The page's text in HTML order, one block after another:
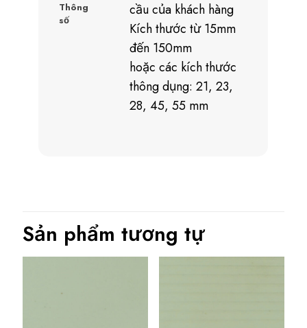
Thông
số
cầu của khách hàng
Kích thước từ 15mm
đến 150mm
hoặc các kích thước
thông dụng: 21, 23,
28, 45, 55 mm
Sản phẩm tương tự